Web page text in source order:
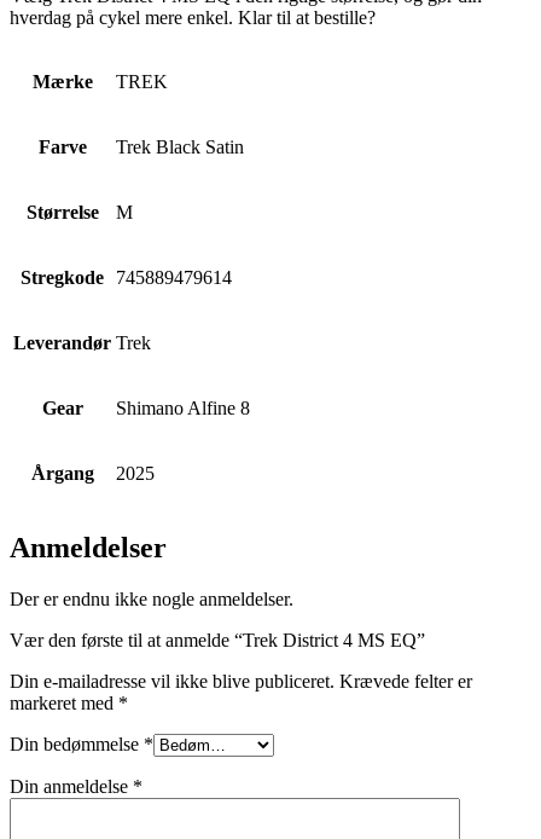
hverdag på cykel mere enkel. Klar til at bestille?
Mærke TREK
Farve Trek Black Satin
Størrelse M
Stregkode 745889479614
Leverandør Trek
Gear Shimano Alfine 8
Årgang 2025
Anmeldelser
Der er endnu ikke nogle anmeldelser.
Vær den første til at anmelde “Trek District 4 MS EQ”
Din e-mailadresse vil ikke blive publiceret. Krævede felter er
markeret med *
Din bedømmelse *
Din anmeldelse *